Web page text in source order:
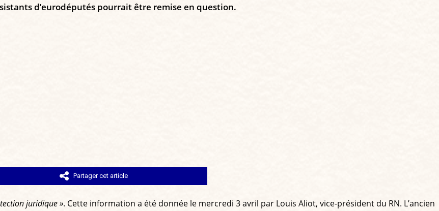
d’eurodéputés pourrait être remise en question.
Partager cet article
juridique ». Cette information a été donnée le mercredi 3 avril par Louis Aliot, vice-président du RN. L’ancien